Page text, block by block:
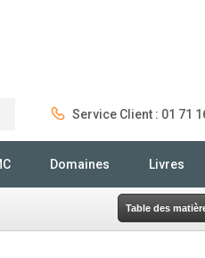
Service Client : 01 71
Domaines Livres
Table des